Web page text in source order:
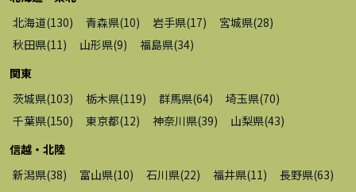
北海道(130) 青森県(10) 岩手県(17) 宮城県(28)
秋田県(11 ) 山形県(9) 福島県(34)
関東
茨城県(103) 栃木県(119) 群馬県(64) 埼玉県(70)
千葉県(150) 東京都(12) 神奈川県(39) 山梨県(43)
信越・北陸
新潟県(38) 富山県(10) 石川県(22) 福井県(11 ) 長野県(63)